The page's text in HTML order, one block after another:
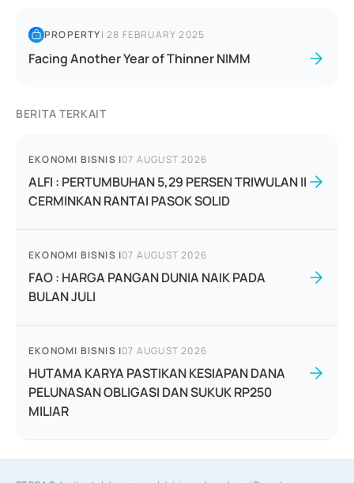
PROPERTY|28 FEBRUARY 2025
Facing Another Year of Thinner NIMM
BERITA TERKAIT
EKONOMI BISNIS |07 AUGUST 2026
ALFI : PERTUMBUHAN 5,29 PERSEN TRIWULAN II
CERMINKAN RANTAI PASOK SOLID
EKONOMI BISNIS |07 AUGUST 2026
FAO : HARGA PANGAN DUNIA NAIK PADA
BULAN JULI
EKONOMI BISNIS |07 AUGUST 2026
HUTAMA KARYA PASTIKAN KESIAPAN DANA
PELUNASAN OBLIGASI DAN SUKUK RP250
MILIAR